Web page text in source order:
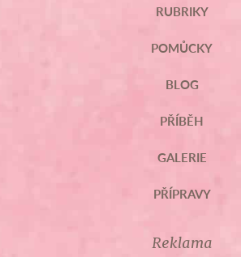
RUBRIKY
POMŮCKY
BLOG
PŘÍBĚH
GALERIE
PŘÍPRAVY
Reklama